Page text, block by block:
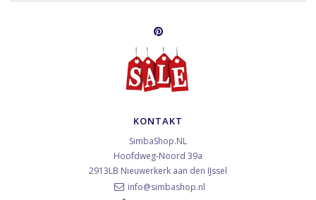
KONTAKT
SimbaShop.NL
Hoofdweg-Noord 39a
2913LB Nieuwerkerk aan den IJssel
info@simbashop.nl